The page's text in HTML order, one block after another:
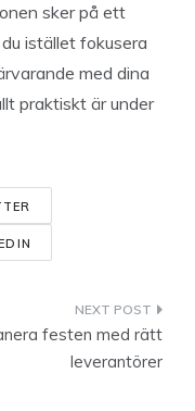
sker på ett
istället fokusera
med dina
praktiskt är under
festen med rätt
leverantörer